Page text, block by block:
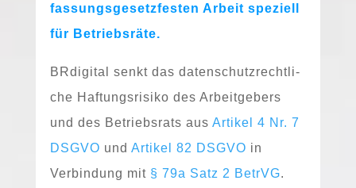
fas­sungs­ge­setz­fes­ten Arbeit spe­zi­ell
für Betriebsräte.
BRdigital senkt das daten­schutz­recht­li­
che Haftungsrisiko des Arbeitgebers
und des Betriebsrats aus Artikel 4 Nr. 7
DSGVO und Artikel 82 DSGVO in
Verbindung mit § 79a Satz 2 BetrVG.